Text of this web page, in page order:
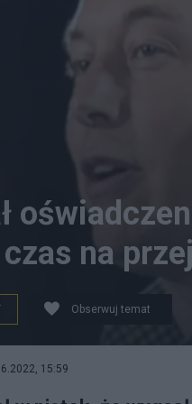
dolarów. Źródło:
na
Obserwuj temat
15:59